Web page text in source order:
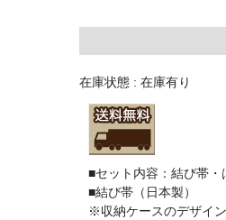
在庫状態 : 在庫有り
■セット内容：結び帯・
■結び帯（日本製）
※収納ケースのデザイ